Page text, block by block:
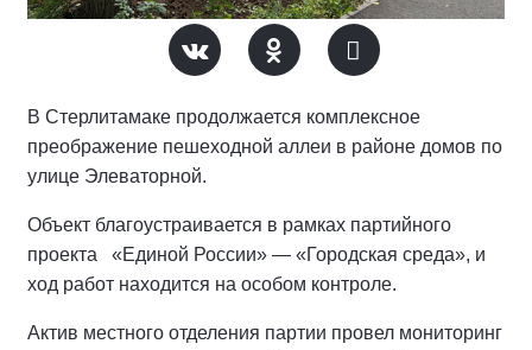
В Стерлитамаке продолжается комплексное
преображение пешеходной аллеи в районе домов по
улице Элеваторной.
Объект благоустраивается в рамках партийного
проекта «Единой России» — «Городская среда», и
ход работ находится на особом контроле.
Актив местного отделения партии провел мониторинг